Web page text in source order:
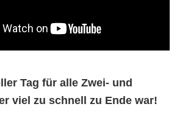
Tag für alle Zwei- und
viel zu schnell zu Ende war!